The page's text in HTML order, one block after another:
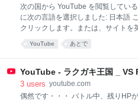
次の国から YouTube を閲覧してい
に次の言語を選択しました: 日本語
クリックします。または、サイトを
いつでも変更できます。 You
website: 日本語 Click "OK" to accept
view the site in English. You can
YouTube あとで
YouTube - ラクガキ王国 _ VS
3 users youtube.com
偶然です・・・ バトル中、残りHP